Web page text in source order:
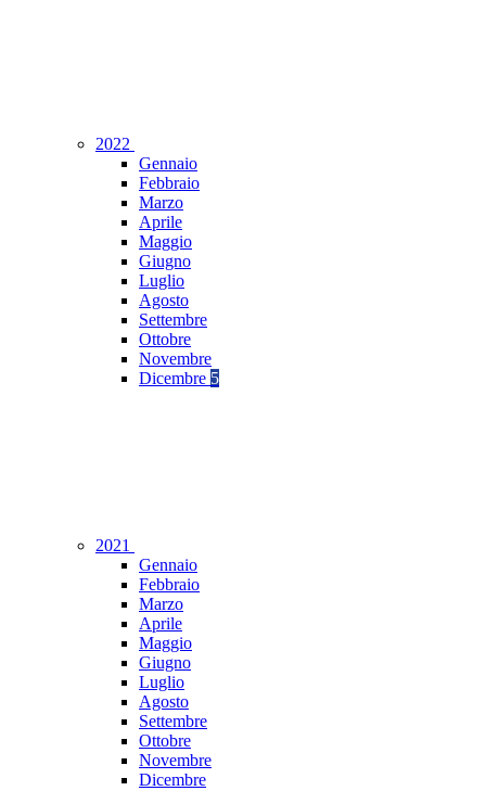
2022
Gennaio
Febbraio
Marzo
Aprile
Maggio
Giugno
Luglio
Agosto
Settembre
Ottobre
Novembre
Dicembre 5
2021
Gennaio
Febbraio
Marzo
Aprile
Maggio
Giugno
Luglio
Agosto
Settembre
Ottobre
Novembre
Dicembre